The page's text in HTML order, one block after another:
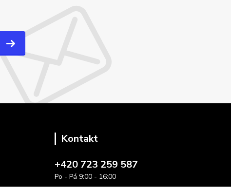
Kontakt
+420 723 259 587
Po - Pá 9:00 - 16:00